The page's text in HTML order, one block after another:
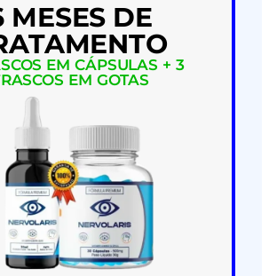
MESES DE
EM CÁPSULAS + 3
EM GOTAS